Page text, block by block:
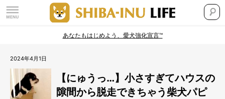
あなたもはじめよう、愛犬強化宣言™
2024年4月1日
【にゅうっ…】小さすぎてハウスの
隙間から脱走できちゃう柴犬パピ